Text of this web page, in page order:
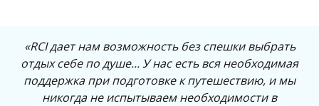
«RCI дает нам возможность без спешки выбрать
отдых себе по душе... У нас есть вся необходимая
поддержка при подготовке к путешествию, и мы
никогда не испытываем необходимости в